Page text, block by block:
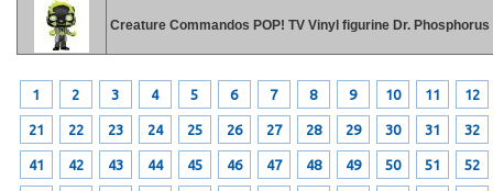
Creature Commandos POP! TV Vinyl figurine Dr. Phosphorus
1 2 3 4 5 6 7 8 9 10 11 12
21 22 23 24 25 26 27 28 29 30 31 32
41 42 43 44 45 46 47 48 49 50 51 52